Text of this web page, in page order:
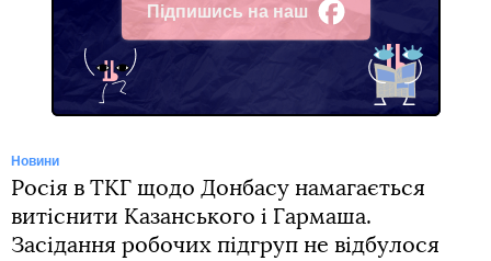
Підпишись на наш
Facebook
Новини
Росія в ТКГ щодо Донбасу намагається
витіснити Казанського і Гармаша.
Засідання робочих підгруп не відбулося